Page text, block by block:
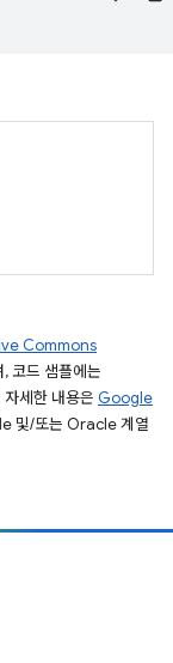
Commons
코드 샘플에는
세한 내용은 Google
및/또는 Oracle 계열